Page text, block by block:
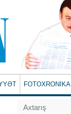
FOTOXRONIKA